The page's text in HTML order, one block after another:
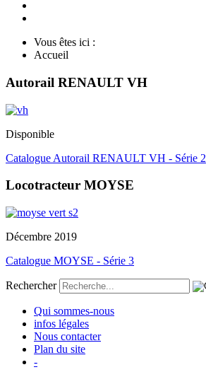
Vous êtes ici :
Accueil
Autorail RENAULT VH
Disponible
Catalogue Autorail RENAULT VH - Série 2
Locotracteur MOYSE
Décembre 2019
Catalogue MOYSE - Série 3
Rechercher
Qui sommes-nous
infos légales
Nous contacter
Plan du site
-